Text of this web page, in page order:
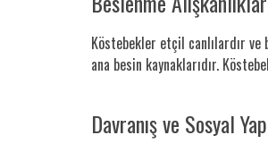
Köstebekler etçil canlılardır ve
ana besin kaynaklarıdır.
Davranış ve Sosyal